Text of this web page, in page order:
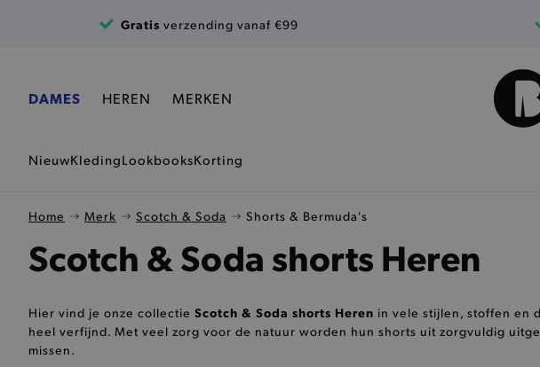
Gratis verzending vanaf €99
DAMES HEREN MERKEN
NieuwKledingLookbooksKorting
Home Merk Scotch & Soda Shorts & Bermuda's
Hier vind je onze collectie Scotch & Soda shorts Heren in vele stijlen, stoffen en
heel verfijnd. Met veel zorg voor de natuur worden hun shorts uit zorgvuldig
missen.
Scotch & Soda shorts Heren